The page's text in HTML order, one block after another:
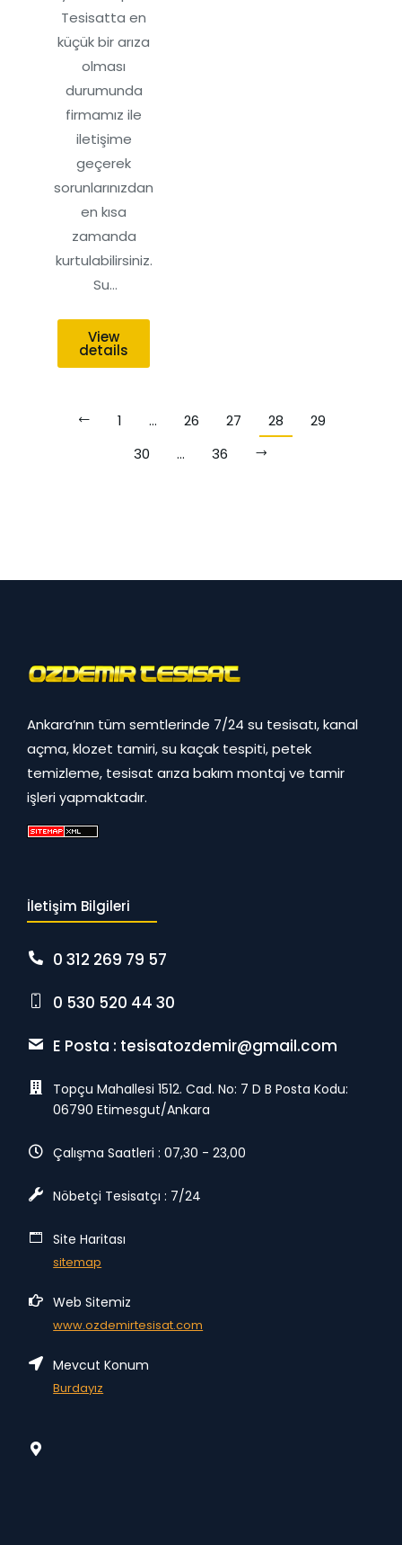
Tesisatta en
küçük bir arıza
olması
durumunda
firmamız ile
iletişime
geçerek
sorunlarınızdan
en kısa
zamanda
kurtulabilirsiniz.
Su…
View
details
1 … 26 27 28
29
30
… 36
Ankara’nın tüm semtlerinde 7/24 su tesisatı, kanal
açma, klozet tamiri, su kaçak tespiti, petek
temizleme, tesisat arıza bakım montaj ve tamir
işleri yapmaktadır.
İletişim Bilgileri
0 312 269 79 57
0 530 520 44 30
E Posta : tesisatozdemir@gmail.com
Topçu Mahallesi 1512. Cad. No: 7 D B Posta Kodu:
06790 Etimesgut/Ankara
Çalışma Saatleri : 07,30 - 23,00
Nöbetçi Tesisatçı : 7/24
Site Haritası
sitemap
Web Sitemiz
www.ozdemirtesisat.com
Mevcut Konum
Burdayız